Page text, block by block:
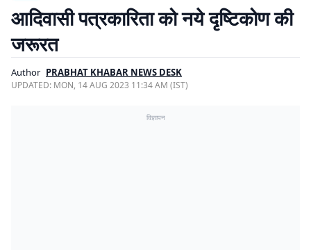
आदिवासी पत्रकारिता को नये दृष्टिकोण की
जरूरत
Author PRABHAT KHABAR NEWS DESK
UPDATED: MON, 14 AUG 2023 11:34 AM (IST)
विज्ञापन